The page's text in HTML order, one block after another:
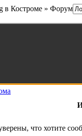
в Костроме » Форум
что хотите